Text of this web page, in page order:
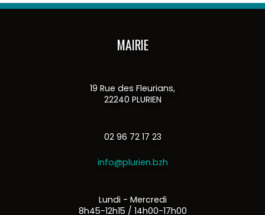
MAIRIE
19 Rue des Fleurians,
22240 PLURIEN
02 96 72 17 23
info@plurien.bzh
Lundi - Mercredi
8h45-12h15 / 14h00-17h00